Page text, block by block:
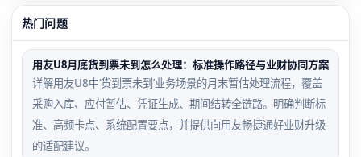
热门问题
用友U8月底货到票未到怎么处理：标准操作路径与业财协同方案
详解用友U8中‘货到票未到’业务场景的月末暂估处理流程，覆盖
采购入库、应付暂估、凭证生成、期间结转全链路。明确判断标
准、高频卡点、系统配置要点，并提供向用友畅捷通好业财升级
的适配建议。